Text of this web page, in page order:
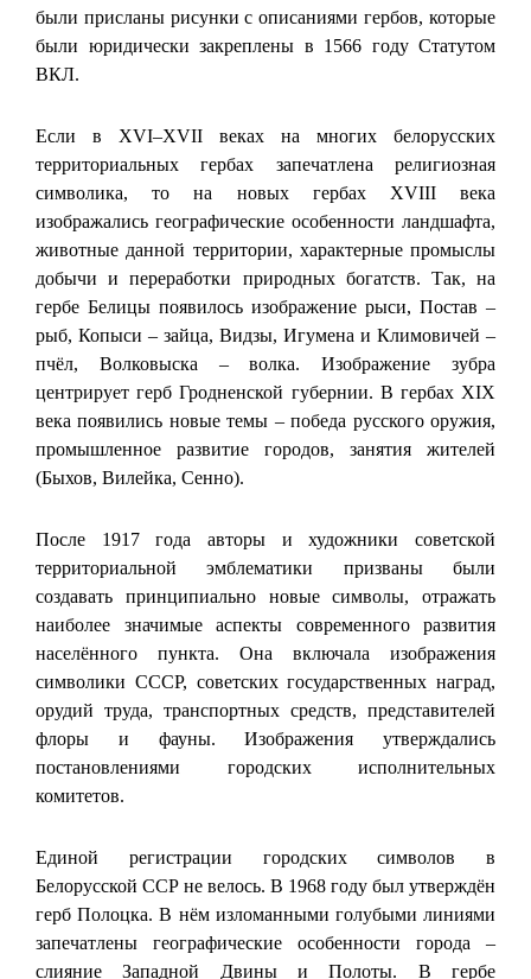
были присланы рисунки с описаниями гербов, которые
были юридически закреплены в 1566 году Статутом
ВКЛ.
Если в XVI–XVII веках на многих белорусских
территориальных гербах запечатлена религиозная
символика, то на новых гербах XVIII века
изображались географические особенности ландшафта,
животные данной территории, характерные промыслы
добычи и переработки природных богатств. Так, на
гербе Белицы появилось изображение рыси, Постав –
рыб, Копыси – зайца, Видзы, Игумена и Климовичей –
пчёл, Волковыска – волка. Изображение зубра
центрирует герб Гродненской губернии. В гербах XIX
века появились новые темы – победа русского оружия,
промышленное развитие городов, занятия жителей
(Быхов, Вилейка, Сенно).
После 1917 года авторы и художники советской
территориальной эмблематики призваны были
создавать принципиально новые символы, отражать
наиболее значимые аспекты современного развития
населённого пункта. Она включала изображения
символики СССР, советских государственных наград,
орудий труда, транспортных средств, представителей
флоры и фауны. Изображения утверждались
постановлениями городских исполнительных
комитетов.
Единой регистрации городских символов в
Белорусской ССР не велось. В 1968 году был утверждён
герб Полоцка. В нём изломанными голубыми линиями
запечатлены географические особенности города –
слияние Западной Двины и Полоты. В гербе